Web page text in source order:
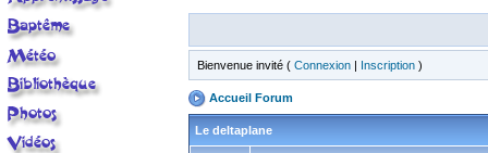
Bienvenue invité ( Connexion | Inscription )
Accueil Forum
Le deltaplane